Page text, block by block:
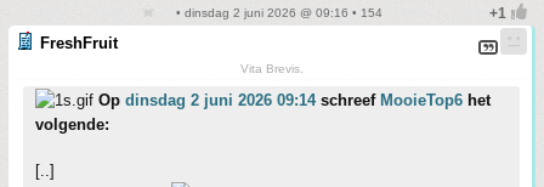
• dinsdag 2 juni 2026 @ 09:16 • 154
FreshFruit
Vita Brevis.
Op dinsdag 2 juni 2026 09:14schreef MooieTop6 het
volgende:
[..]